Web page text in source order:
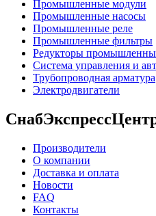
Промышленные модули
Промышленные насосы
Промышленные реле
Промышленные фильтры
Редукторы
Система управления и
Трубопроводная арматура
Электродвигатели
Производители
О компании
Доставка и оплата
Новости
FAQ
Контакты